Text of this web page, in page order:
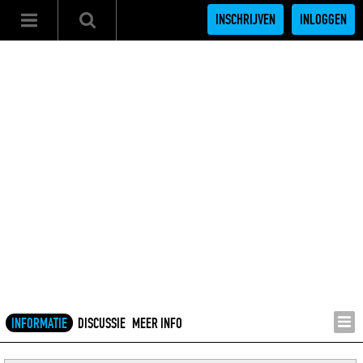
INSCHRIJVEN INLOGGEN
INFORMATIE DISCUSSIE MEER INFO